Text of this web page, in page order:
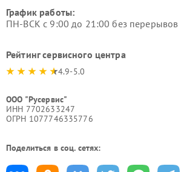
График работы:
ПН-ВСК с 9:00 до 21:00 без
Рейтинг сервисного центра
4.9-5.0
ООО "Русервис"
ИНН 7702633247
ОГРН 1077746335776
Поделиться в соц. сетях: